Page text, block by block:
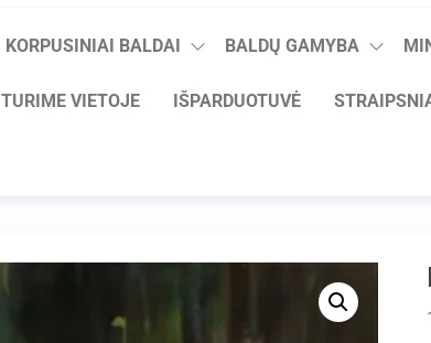
KORPUSINIAI BALDAI BALDŲ GAMYBA
TURIME VIETOJE IŠPARDUOTUVĖ